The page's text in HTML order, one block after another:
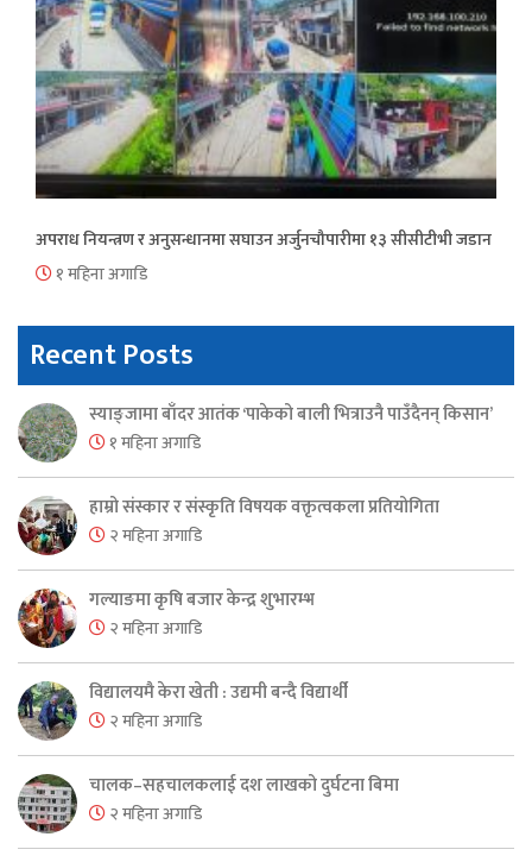
अपराध नियन्त्रण र अनुसन्धानमा सघाउन अर्जुनचौपारीमा १३ सीसीटीभी जडान
१ महिना अगाडि
Recent Posts
स्याङ्जामा बाँदर आतंक ‘पाकेको बाली भित्राउनै पाउँदैनन् किसान’
१ महिना अगाडि
हाम्रो संस्कार र संस्कृति विषयक वक्तृत्वकला प्रतियोगिता
२ महिना अगाडि
गल्याङमा कृषि बजार केन्द्र शुभारम्भ
२ महिना अगाडि
विद्यालयमै केरा खेती : उद्यमी बन्दै विद्यार्थी
२ महिना अगाडि
चालक–सहचालकलाई दश लाखको दुर्घटना बिमा
२ महिना अगाडि